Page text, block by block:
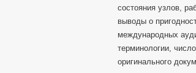
состояния узлов,
выводы о
международных
терминологии,
оригинального